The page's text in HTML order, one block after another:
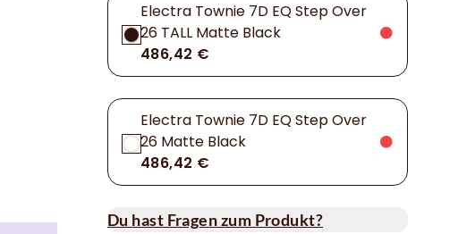
Electra Townie 7D EQ Step Over
26 TALL Matte Black
486,42 €
Electra Townie 7D EQ Step Over
26 Matte Black
486,42 €
Du hast Fragen zum Produkt?